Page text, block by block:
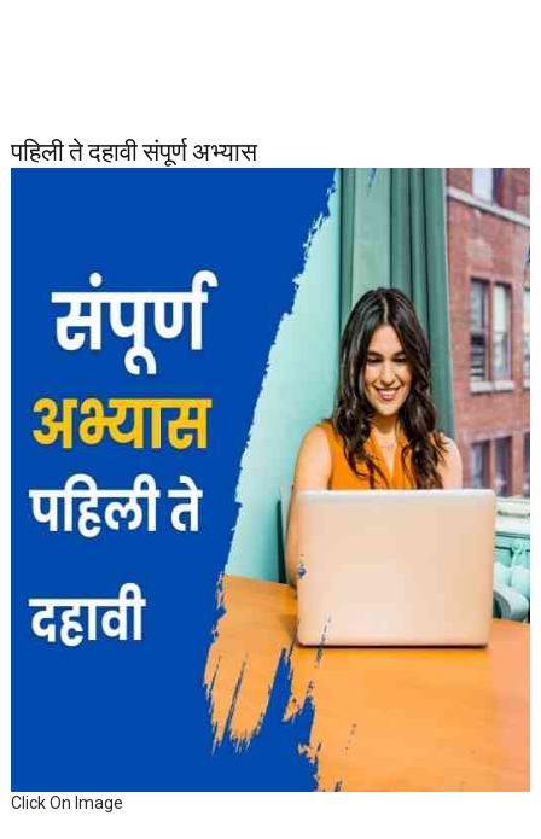
पहिली ते दहावी संपूर्ण अभ्यास
Click On Image